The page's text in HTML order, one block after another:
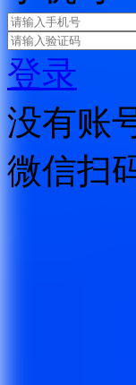
登录
没有账
微信扫